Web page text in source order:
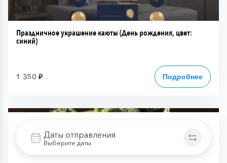
Даты отправления
Выберите даты
Праздничное украшение каюты (День рождения, цвет:
синий)
1 350 ₽ Подробнее